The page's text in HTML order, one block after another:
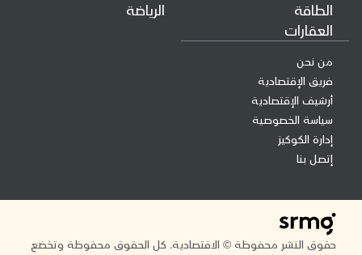
الطاقة
العقارات
الرياضة
من نحن
فريق الإقتصادية
أرشيف الإقتصادية
سياسة الخصوصية
إدارة الكوكيز
إتصل بنا
حقوق النشر محفوظة © الاقتصادية. كل الحقوق محفوظة وتخضع